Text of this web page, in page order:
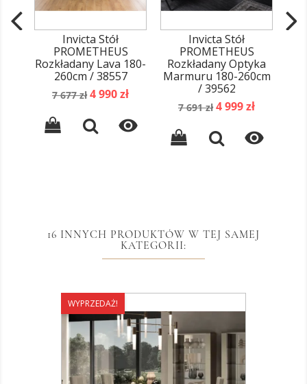
Invicta Stół
PROMETHEUS
Rozkładany Lava 180-
260cm / 38557
Cena
7 677 zł Cena
4 990 zł

Invicta Stół
PROMETHEUS
Rozkładany Optyka
Marmuru 180-260cm
/ 39562
Cena
7 691 zł Cena
4 999 zł

16 INNYCH PRODUKTÓW W TEJ SAMEJ
KATEGORII:
WYPRZEDAŻ!